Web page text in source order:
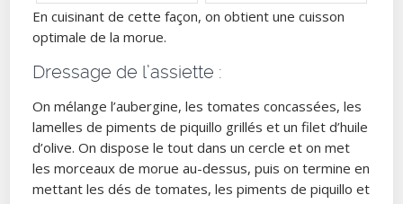
En cuisinant de cette façon, on obtient une cuisson
optimale de la morue.
Dressage de l’assiette :
On mélange l’aubergine, les tomates concassées, les
lamelles de piments de piquillo grillés et un filet d’huile
d’olive. On dispose le tout dans un cercle et on met
les morceaux de morue au-dessus, puis on termine en
mettant les dés de tomates, les piments de piquillo et